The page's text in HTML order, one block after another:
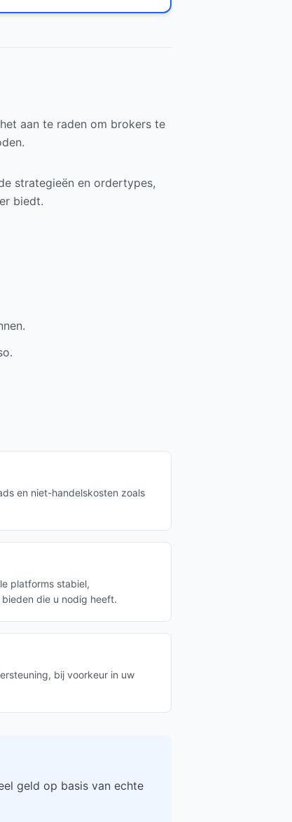
aan te raden om brokers te
strategieën en ordertypes,
biedt.
en niet-handelskosten zoals
platforms stabiel,
die u nodig heeft.
bij voorkeur in uw
geld op basis van echte